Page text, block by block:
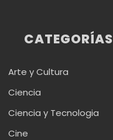
CATEGORÍAS
Arte y Cultura
Ciencia
Ciencia y Tecnologia
Cine